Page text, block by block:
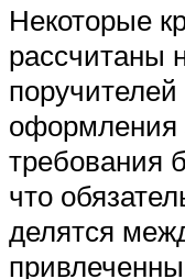
Некоторые
рассчитаны
оформления
требования
что
делятся